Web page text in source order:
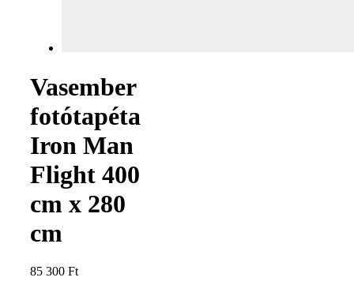
Vasember
fotótapéta
Iron Man
Flight 400
cm x 280
cm
85 300 Ft